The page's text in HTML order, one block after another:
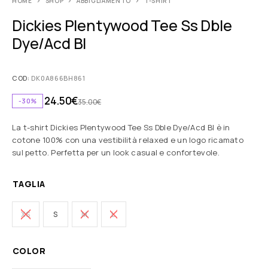
Dickies Plentywood Tee Ss Dble
Dye/Acd Bl
COD: DK0A866BH861
-30% 35.00€
24.50€
La t-shirt Dickies Plentywood Tee Ss Dble Dye/Acd Bl è in
cotone 100% con una vestibilità relaxed e un logo ricamato
sul petto. Perfetta per un look casual e confortevole.
TAGLIA
XS S M L
COLOR